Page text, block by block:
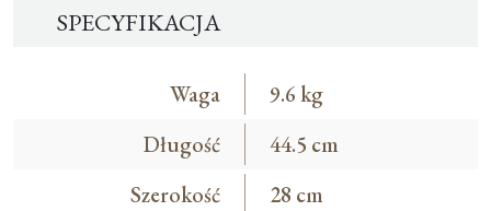
SPECYFIKACJA
Waga
9.6 kg
Długość
44.5 cm
Szerokość
28 cm